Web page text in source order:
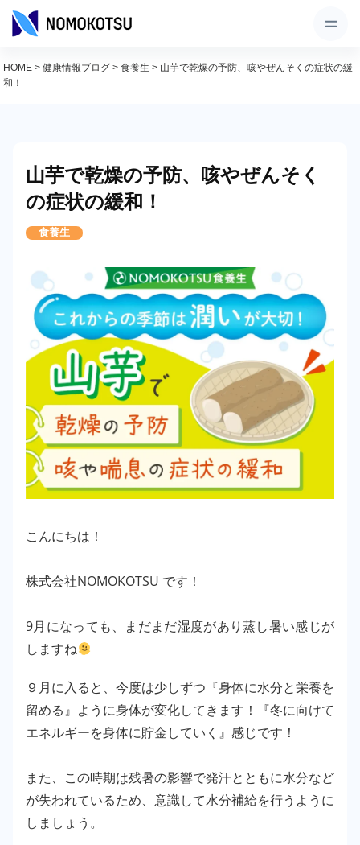
HOME > 健康情報ブログ > 食養生 > 山芋で乾燥の予防、咳やぜんそくの症状の緩
和！
山芋で乾燥の予防、咳やぜんそく
の症状の緩和！
食養生
こんにちは！
株式会社NOMOKOTSU です！
9月になっても、まだまだ湿度があり蒸し暑い感じが
しますね
９月に入ると、今度は少しずつ『身体に水分と栄養を
留める』ように身体が変化してきます！『冬に向けて
エネルギーを身体に貯金していく』感じです！
また、この時期は残暑の影響で発汗とともに水分など
が失われているため、意識して水分補給を行うように
しましょう。